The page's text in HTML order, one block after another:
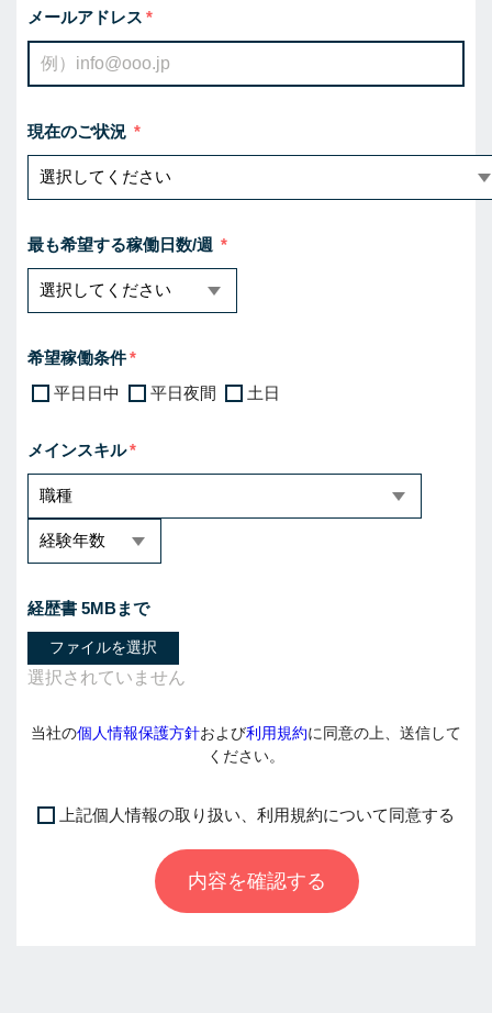
メールアドレス
現在のご状況
最も希望する稼働日数/週
希望稼働条件
平日日中
平日夜間 土日
メインスキル
経歴書 5MBまで
ファイルを選択
当社の個人情報保護方針および利用規約に同意の上、送信して
ください。
上記個人情報の取り扱い、利用規約について同意する
内容を確認する